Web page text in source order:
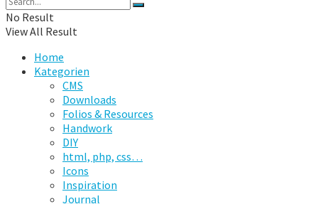
No Result
View All Result
Home
Kategorien
CMS
Downloads
Folios & Resources
Handwork
DIY
html, php, css…
Icons
Inspiration
Journal